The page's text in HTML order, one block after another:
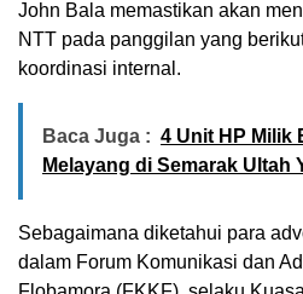
John Bala memastikan akan
NTT pada panggilan yang
koordinasi internal.
Baca Juga : 4 Unit HP Milik
Melayang di Semarak Ultah
Sebagaimana diketahui para
dalam Forum Komunikasi dan